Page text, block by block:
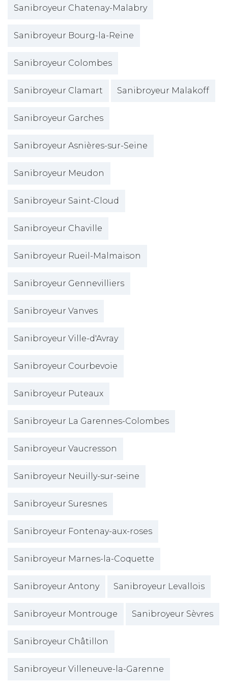
Sanibroyeur Chatenay-Malabry
Sanibroyeur Bourg-la-Reine
Sanibroyeur Colombes
Sanibroyeur Clamart Sanibroyeur Malakoff
Sanibroyeur Garches
Sanibroyeur Asnières-sur-Seine
Sanibroyeur Meudon
Sanibroyeur Saint-Cloud
Sanibroyeur Chaville
Sanibroyeur Rueil-Malmaison
Sanibroyeur Gennevilliers
Sanibroyeur Vanves
Sanibroyeur Ville-d'Avray
Sanibroyeur Courbevoie
Sanibroyeur Puteaux
Sanibroyeur La Garennes-Colombes
Sanibroyeur Vaucresson
Sanibroyeur Neuilly-sur-seine
Sanibroyeur Suresnes
Sanibroyeur Fontenay-aux-roses
Sanibroyeur Marnes-la-Coquette
Sanibroyeur Antony Sanibroyeur Levallois
Sanibroyeur Montrouge Sanibroyeur Sèvres
Sanibroyeur Châtillon
Sanibroyeur Villeneuve-la-Garenne